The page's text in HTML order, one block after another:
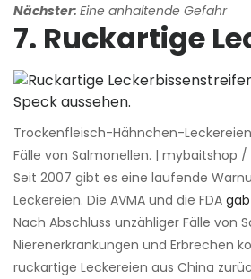
Nächster: Eine anhaltende Gefahr
7. Ruckartige
Trockenfleisch-Hähnchen-
Fälle von Salmonellen. | mybaitshop
Seit 2007 gibt es eine laufende
Leckereien. Die AVMA und die FDA
Nach Abschluss unzähliger Fälle von
Nierenerkrankungen und Erbrechen
ruckartige Leckereien aus China